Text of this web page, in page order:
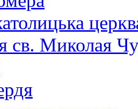
св. Миколая